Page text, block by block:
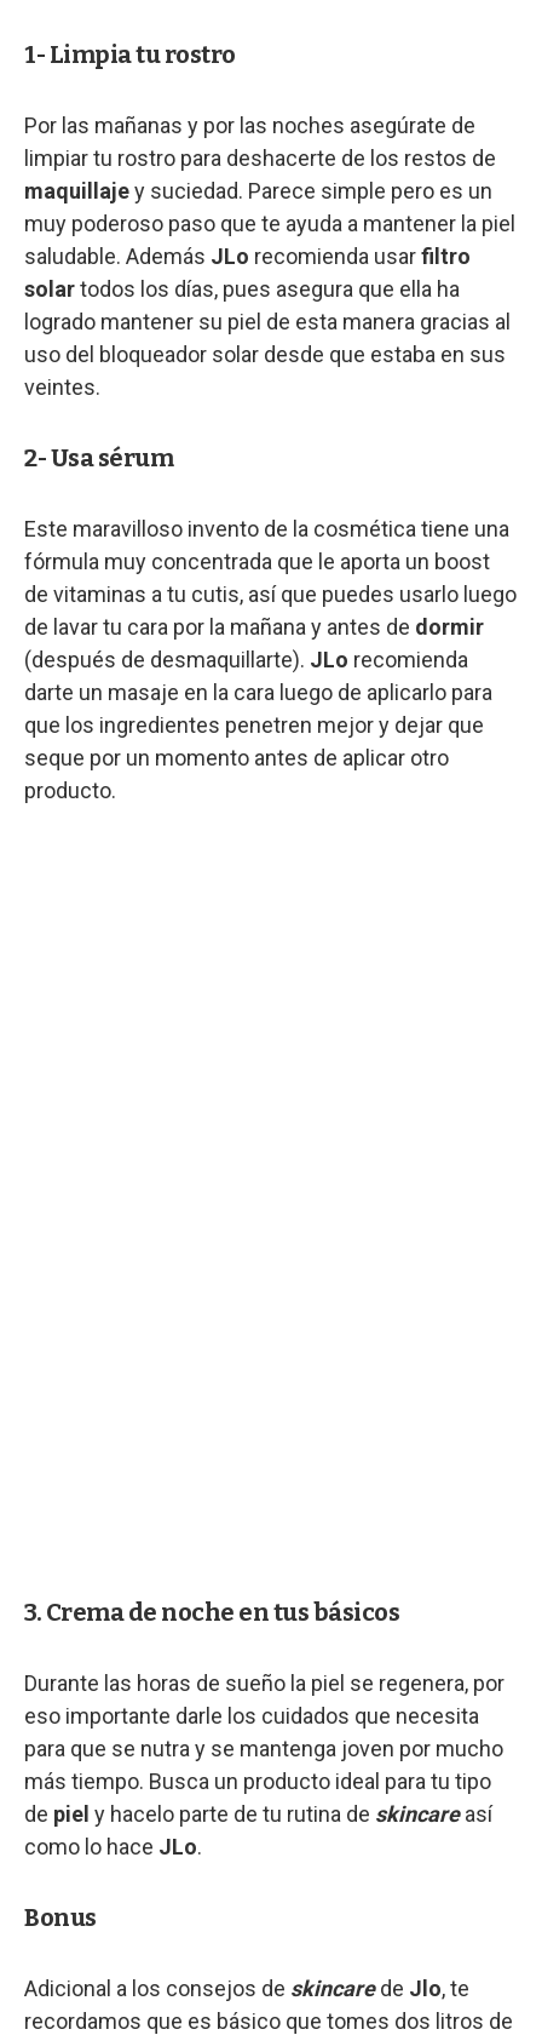
1- Limpia tu rostro
Por las mañanas y por las noches asegúrate de
limpiar tu rostro para deshacerte de los restos de
maquillajey suciedad. Parece simple pero es un
muy poderoso paso que te ayuda a mantener la piel
saludable. Además JLo recomienda usarfiltro
solartodos los días, pues asegura que ella ha
logrado mantener su piel de esta manera gracias al
uso del bloqueador solar desde que estaba en sus
veintes.
2- Usa sérum
Este maravilloso invento de la cosmética tiene una
fórmula muy concentrada que le aporta un boost
de vitaminas a tu cutis, así que puedes usarlo luego
de lavar tu cara por la mañana y antes de dormir
(después de desmaquillarte). JLo recomienda
darte un masaje en la cara luego de aplicarlo para
que los ingredientes penetren mejor y dejar que
seque por un momento antes de aplicar otro
producto.
3. Crema de noche en tus básicos
Durante las horas de sueño la piel se regenera, por
eso importante darle los cuidados que necesita
para que se nutra y se mantenga joven por mucho
más tiempo. Busca un producto ideal para tu tipo
de piel y hacelo parte de tu rutina de skincareasí
como lo hace JLo.
Bonus
Adicional a los consejos de skincarede Jlo, te
recordamos que es básico que tomes dos litros de